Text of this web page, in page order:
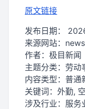
原文链接
发布日期：
来源网站：
作者： 极目新闻
主题分类： 劳动
内容类型： 普通
关键词： 外勤,
涉及行业： 服务